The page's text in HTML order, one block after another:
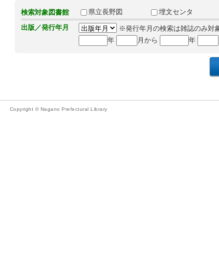
検索対象図書館 県立長野図
埋文センタ
出版／発行年月
※発行年月の検索は雑誌のみ対
年
月から 年
Copyright © Nagano Prefectural Library